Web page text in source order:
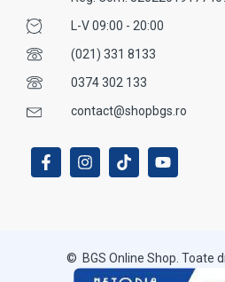
L-V 09:00 - 20:00
(021) 331 8133
0374 302 133
contact@shopbgs.ro
© BGS Online Shop. Toate